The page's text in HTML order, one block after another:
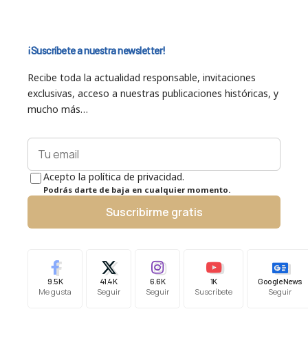
¡Suscríbete a nuestra newsletter!
Recibe toda la actualidad responsable, invitaciones
exclusivas, acceso a nuestras publicaciones históricas, y
mucho más…
Acepto la política de privacidad.
Podrás darte de baja en cualquier momento.
Suscribirme gratis
9.5K
Me gusta
41.4K
Seguir
6.6K
Seguir
1K
Suscríbete
Google News
Seguir